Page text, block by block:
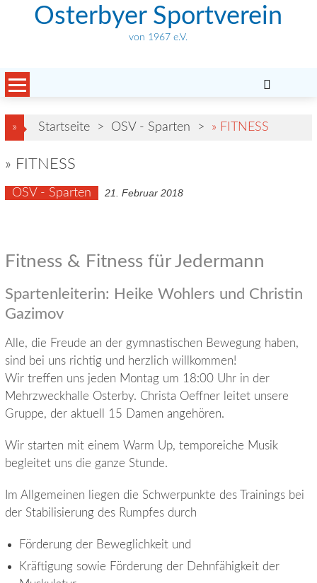
Osterbyer Sportverein
von 1967 e.V.
» Startseite > OSV - Sparten > » FITNESS
» FITNESS
OSV - Sparten 21. Februar 2018
Fitness & Fitness für Jedermann
Spartenleiterin: Heike Wohlers und Christin
Gazimov
Alle, die Freude an der gymnastischen Bewegung haben,
sind bei uns richtig und herzlich willkommen!
Wir treffen uns jeden Montag um 18:00 Uhr in der
Mehrzweckhalle Osterby. Christa Oeffner leitet unsere
Gruppe, der aktuell 15 Damen angehören.
Wir starten mit einem Warm Up, temporeiche Musik
begleitet uns die ganze Stunde.
Im Allgemeinen liegen die Schwerpunkte des Trainings bei
der Stabilisierung des Rumpfes durch
Förderung der Beweglichkeit und
Kräftigung sowie Förderung der Dehnfähigkeit der